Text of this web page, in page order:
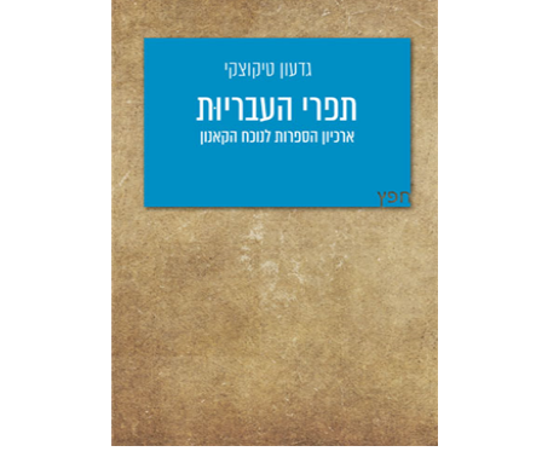
גדעון טיקוצקי
הנחת אתר ספר מודפס
$28
$25